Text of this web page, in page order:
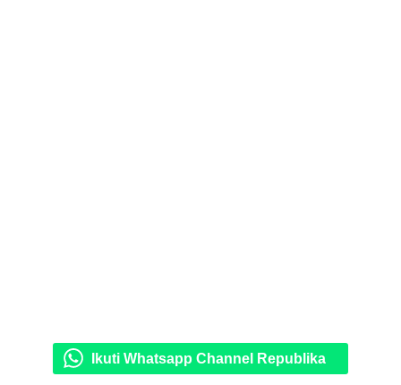
Ikuti Whatsapp Channel Republika